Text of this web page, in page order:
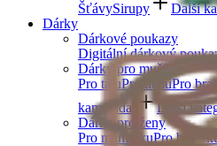
ŠťávySirupy
Další
Dárky
Dárkové poukazy
Digitální dárkový
Dárky pro muže
Pro tátuPro děduPro
kamaráda
Další
Dárky pro ženy
Pro maminkuPro